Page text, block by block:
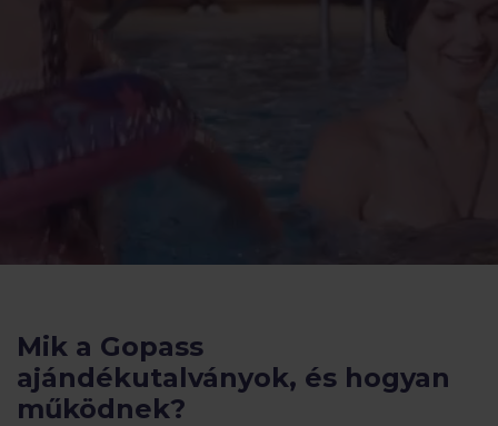
Mik a Gopass
ajándékutalványok, és hogyan
működnek?